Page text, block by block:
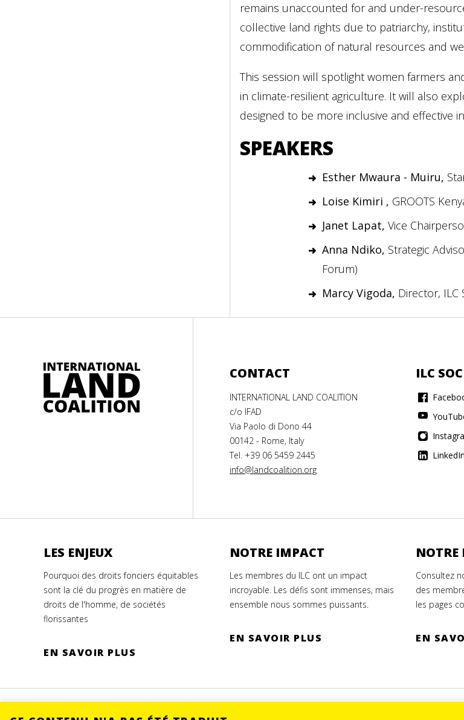
remains unaccounted for and under-
collective land rights due to patriarchy,
commodification of natural resources and
This session will spotlight women farmers
in climate-resilient agriculture. It will also
designed to be more inclusive and effective
SPEAKERS
Esther Mwaura - Muiru,
Loise Kimiri , GROOTS
Janet Lapat, Vice
Anna Ndiko, Strategic
Forum)
Marcy Vigoda, Director, ILC
CONTACT
INTERNATIONAL LAND COALITION
c/o IFAD
Via Paolo di Dono 44
00142 - Rome, Italy
Tel. +39 06 5459 2445
info@landcoalition.org
ILC
LinkedIn
LES ENJEUX
Pourquoi des droits fonciers équitables
sont la clé du progrès en matière de
droits de l'homme, de sociétés
florissantes
EN SAVOIR PLUS
NOTRE IMPACT
Les membres du ILC ont un impact
incroyable. Les défis sont immenses, mais
ensemble nous sommes puissants.
EN SAVOIR PLUS
NOTRE
Consultez
des
les pages
EN